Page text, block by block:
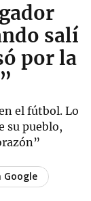
salí
por la
el fútbol. Lo
su pueblo,
Google